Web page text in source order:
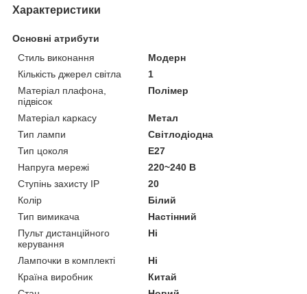
Характеристики
Основні атрибути
Стиль виконання
Модерн
Кількість джерел світла
1
Матеріал плафона,
підвісок
Полімер
Матеріал каркасу
Метал
Тип лампи
Світлодіодна
Тип цоколя
E27
Напруга мережі
220~240 В
Ступінь захисту IP
20
Колір
Білий
Тип вимикача
Настінний
Пульт дистанційного
керування
Ні
Лампочки в комплекті
Ні
Країна виробник
Китай